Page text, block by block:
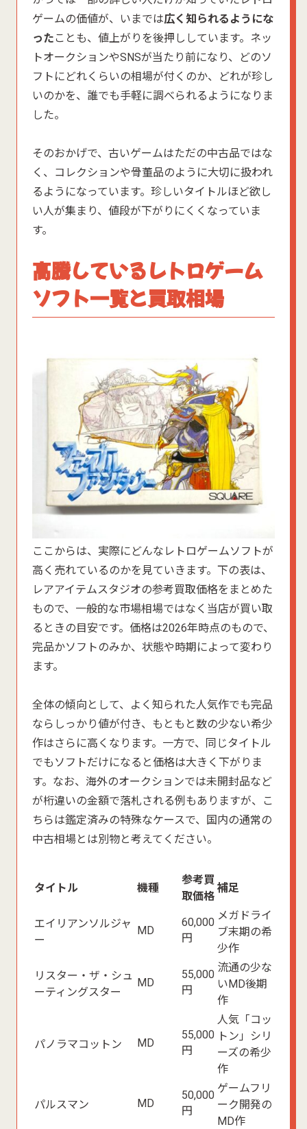
ゲームの価値が、いまでは広く知られるようにな
った ことも、値上がりを後押ししています。ネッ
トオークションやSNSが当たり前になり、どのソ
フトにどれくらいの相場が付くのか、どれが珍し
いのかを、誰でも手軽に調べられるようになりま
した。
そのおかげで、古いゲームはただの中古品ではな
く、コレクションや骨董品のように大切に扱われ
るようになっています。珍しいタイトルほど欲し
い人が集まり、値段が下がりにくくなっていま
す。
高騰しているレトロゲーム
ソフト一覧と買取相場
ここからは、実際にどんなレトロゲームソフトが
高く売れているのかを見ていきます。下の表は、
レアアイテムスタジオの参考買取価格をまとめた
もので、一般的な市場相場ではなく当店が買い取
るときの目安です。価格は2026年時点のもので、
完品かソフトのみか、状態や時期によって変わり
ます。
全体の傾向として、よく知られた人気作でも完品
ならしっかり値が付き、もともと数の少ない希少
作はさらに高くなります。一方で、同じタイトル
でもソフトだけになると価格は大きく下がりま
す。なお、海外のオークションでは未開封品など
が桁違いの金額で落札される例もありますが、こ
ちらは鑑定済みの特殊なケースで、国内の通常の
中古相場とは別物と考えてください。
タイトル 機種
参考買
取価格
補足
エイリアンソルジャ
ー
MD
60,000
円
メガドライ
ブ末期の希
少作
リスター・ザ・シュ
ーティングスター
MD
55,000
円
流通の少な
いMD後期
作
パノラマコットン MD
55,000
円
人気「コッ
トン」シリ
ーズの希少
作
パルスマン MD
50,000
円
ゲームフリ
ーク開発の
MD作